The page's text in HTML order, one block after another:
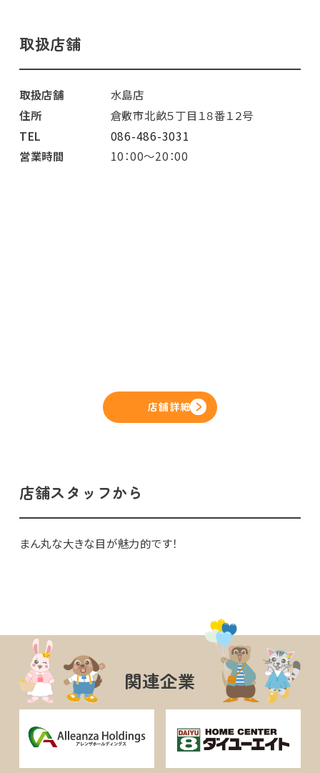
取扱店舗
取扱店舗
水島店
住所
倉敷市北畝５丁目１８番１２号
TEL
086-486-3031
営業時間
10：00～20：00
店舗詳細
店舗スタッフから
まん丸な大きな目が魅力的です！
関連企業